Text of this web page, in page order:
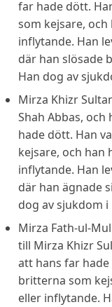
far hade dött.
som kejsare,
inflytande. Han
där han slösade
Han dog av
Mirza Khizr
Shah Abbas,
hade dött. Han
kejsare, och han
inflytande. Han
där han ägnade
dog av sjukdom
Mirza Fath-ul-
till Mirza Khizr
att hans far
britterna som
eller inflytande.